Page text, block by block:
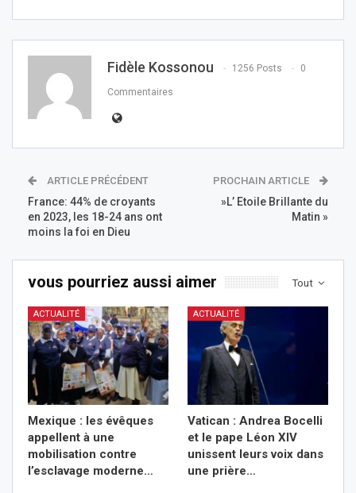
Fidèle Kossonou 1256 Posts 0
Commentaires
ARTICLE PRÉCÉDENT
France: 44% de croyants
en 2023, les 18-24 ans ont
moins la foi en Dieu
PROCHAIN ARTICLE
»L’ Etoile Brillante du
Matin »
Tout
vous pourriez aussi aimer
ACTUALITÉ
Mexique : les évêques
appellent à une
mobilisation contre
l’esclavage moderne…
ACTUALITÉ
Vatican : Andrea Bocelli
et le pape Léon XIV
unissent leurs voix dans
une prière…